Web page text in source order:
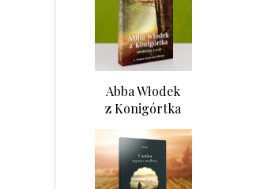
Abba Włodek
z Konigórtka